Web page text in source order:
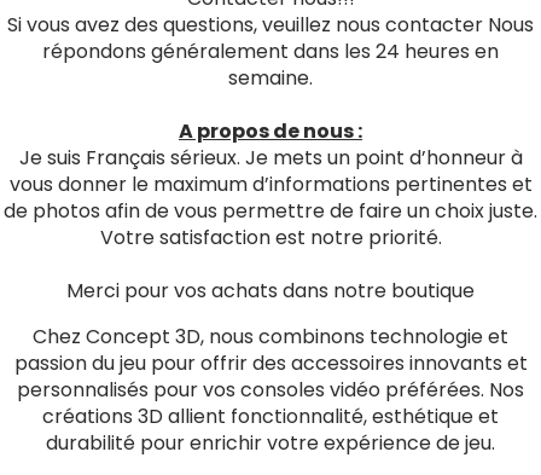
Si vous avez des questions, veuillez nous contacter Nous
répondons généralement dans les 24 heures en
semaine.
A propos de nous :
Je suis Français sérieux. Je mets un point d’honneur à
vous donner le maximum d’informations pertinentes et
de photos afin de vous permettre de faire un choix juste.
Votre satisfaction est notre priorité.
Merci pour vos achats dans notre boutique
Chez Concept 3D, nous combinons technologie et
passion du jeu pour offrir des accessoires innovants et
personnalisés pour vos consoles vidéo préférées. Nos
créations 3D allient fonctionnalité, esthétique et
durabilité pour enrichir votre expérience de jeu.